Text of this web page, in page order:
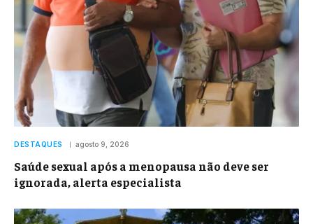
DESTAQUES agosto 9, 2026
Saúde sexual após a menopausa não deve ser
ignorada, alerta especialista